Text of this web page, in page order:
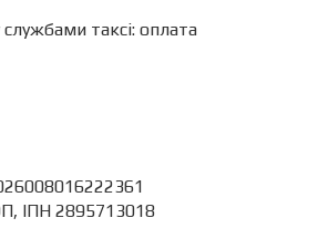
таксі: оплата
ІПН 2895713018